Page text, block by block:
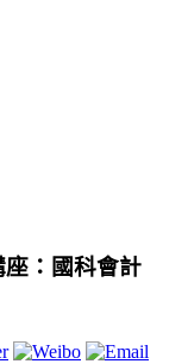
座：國科會計